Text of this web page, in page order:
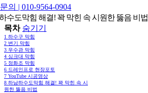
의 | 010-9564-0904
수도막힘 해결! 꽉 막힌 속 시원한 뚫음 비법
목차 숨기기
1 하수구 막힘
2 변기 막힘
3 우수관 막힘
4 싱크대 막힘
5 정화조 막힘
6 드레인프로 현장포토
7 YouTube 시공영상
8 하남하수도막힘 해결! 꽉 막힌 속 시
원한 뚫음 비법